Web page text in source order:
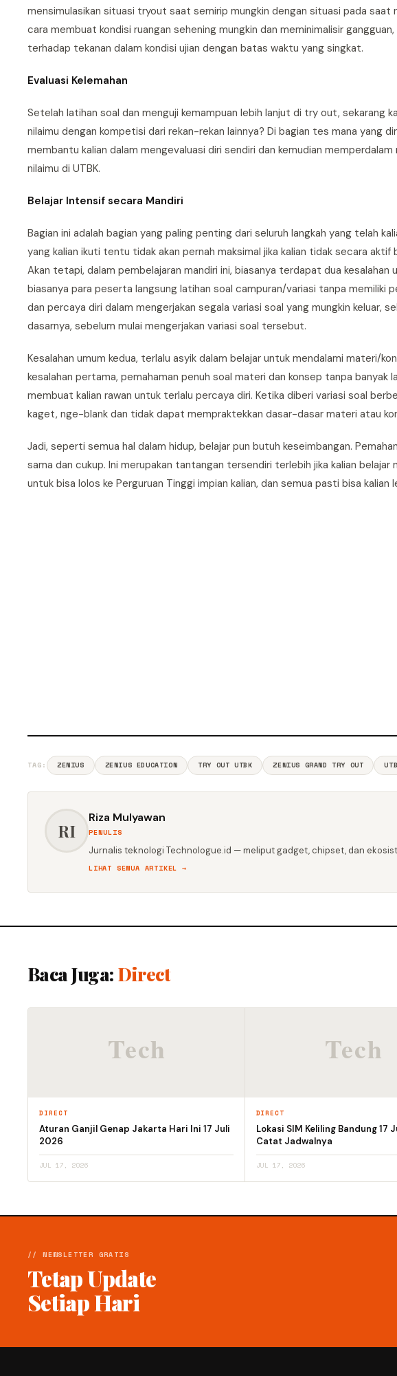
mensimulasikan situasi tryout saat semirip mungkin dengan situasi pada saat
cara membuat kondisi ruangan sehening mungkin dan meminimalisir
terhadap tekanan dalam kondisi ujian dengan batas waktu yang singkat.
Evaluasi Kelemahan
Setelah latihan soal dan menguji kemampuan lebih lanjut di try out, sekarang
nilaimu dengan kompetisi dari rekan-rekan lainnya? Di bagian tes mana yang
membantu kalian dalam mengevaluasi diri sendiri dan kemudian
nilaimu di UTBK.
Belajar Intensif secara Mandiri
Bagian ini adalah bagian yang paling penting dari seluruh langkah yang telah
yang kalian ikuti tentu tidak akan pernah maksimal jika kalian tidak secara
Akan tetapi, dalam pembelajaran mandiri ini, biasanya terdapat dua
biasanya para peserta langsung latihan soal campuran/variasi tanpa memiliki
dan percaya diri dalam mengerjakan segala variasi soal yang mungkin keluar,
dasarnya, sebelum mulai mengerjakan variasi soal tersebut.
Kesalahan umum kedua, terlalu asyik dalam belajar untuk mendalami materi/
kesalahan pertama, pemahaman penuh soal materi dan konsep tanpa
membuat kalian rawan untuk terlalu percaya diri. Ketika diberi variasi soal
kaget, nge-blank dan tidak dapat mempraktekkan dasar-dasar materi atau
Jadi, seperti semua hal dalam hidup, belajar pun butuh keseimbangan.
sama dan cukup. Ini merupakan tantangan tersendiri terlebih jika kalian
untuk bisa lolos ke Perguruan Tinggi impian kalian, dan semua pasti bisa kalian
TAG: ZENIUS ZENIUS EDUCATION TRY OUT UTBK ZENIUS GRAND TRY OUT
RI
Riza Mulyawan
PENULIS
Jurnalis teknologi Technologue.id — meliput gadget, chipset, dan
LIHAT SEMUA ARTIKEL →
Baca Juga: Direct
DIRECT
Aturan Ganjil Genap Jakarta Hari Ini 17 Juli
2026
JUL 17, 2026
DIRECT
Lokasi SIM Keliling Bandung 17
Catat Jadwalnya
JUL 17, 2026
// NEWSLETTER GRATIS
Tetap Update
Setiap Hari